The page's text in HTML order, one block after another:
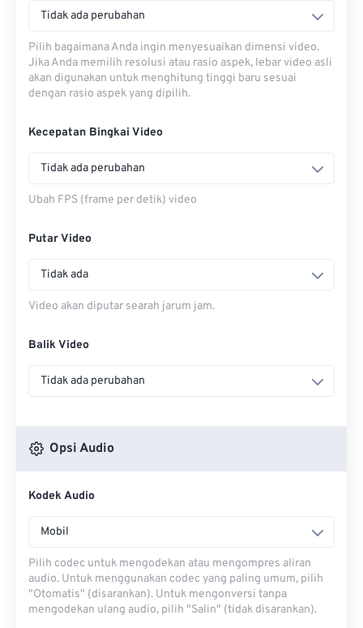
Tidak ada perubahan
Pilih bagaimana Anda ingin menyesuaikan dimensi video.
Jika Anda memilih resolusi atau rasio aspek, lebar video asli
akan digunakan untuk menghitung tinggi baru sesuai
dengan rasio aspek yang dipilih.
Kecepatan Bingkai Video
Tidak ada perubahan
Ubah FPS (frame per detik) video
Putar Video
Tidak ada
Video akan diputar searah jarum jam.
Balik Video
Tidak ada perubahan
Opsi Audio
Kodek Audio
Mobil
Pilih codec untuk mengodekan atau mengompres aliran
audio. Untuk menggunakan codec yang paling umum, pilih
"Otomatis" (disarankan). Untuk mengonversi tanpa
mengodekan ulang audio, pilih "Salin" (tidak disarankan).